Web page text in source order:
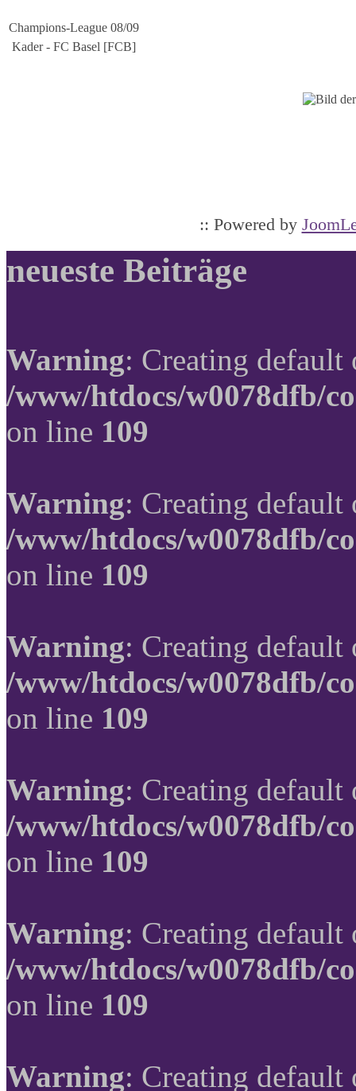
Champions-League 08/09
Kader - FC Basel [FCB]
:: Powered by
neueste Beiträge
Warning: Creating
/www/htdocs/w0078dfb/
on line 109
Warning: Creating
/www/htdocs/w0078dfb/
on line 109
Warning: Creating
/www/htdocs/w0078dfb/
on line 109
Warning: Creating
/www/htdocs/w0078dfb/
on line 109
Warning: Creating
/www/htdocs/w0078dfb/
on line 109
Warning: Creating